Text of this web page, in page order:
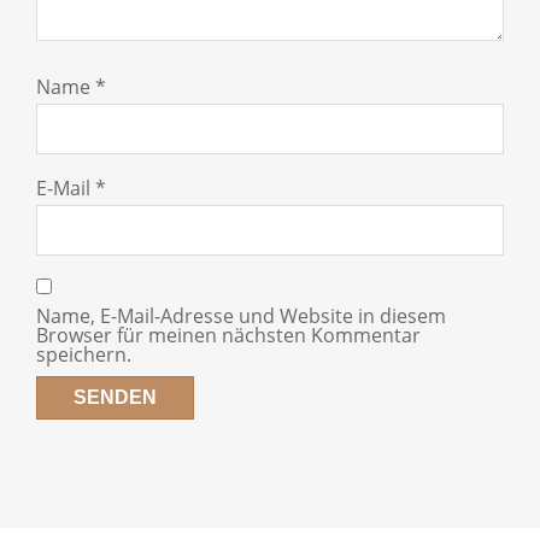
Name *
E-Mail *
Name, E-Mail-Adresse und Website in diesem
Browser für meinen nächsten Kommentar
speichern.